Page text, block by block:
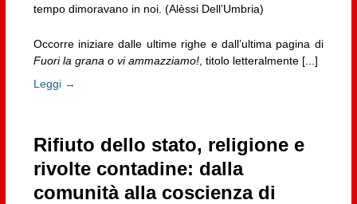
tempo dimoravano in noi. (Alèssi Dell’Umbria)
Occorre iniziare dalle ultime righe e dall’ultima pagina di
Fuori la grana o vi ammazziamo!, titolo letteralmente [...]
Leggi →
Rifiuto dello stato, religione e
rivolte contadine: dalla
comunità alla coscienza di